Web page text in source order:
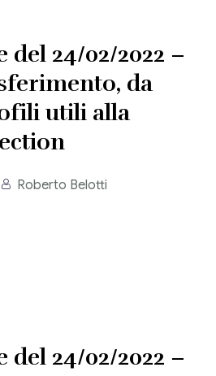
del 24/02/2022 –
da
utili alla
Roberto Belotti
del 24/02/2022 –